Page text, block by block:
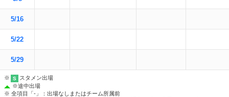
5/16
5/22
5/29
※ S
スタメン出場
※途中出場
※ 全項目「-」：出場なしまたはチーム所属前